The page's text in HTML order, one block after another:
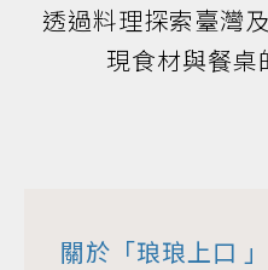
透過料理探索臺灣
現食材與餐桌
關於「琅琅上口 」